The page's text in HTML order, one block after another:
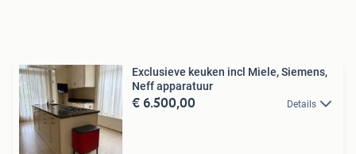
Exclusieve keuken incl Miele, Siemens,
Neff apparatuur
€ 6.500,00 Details